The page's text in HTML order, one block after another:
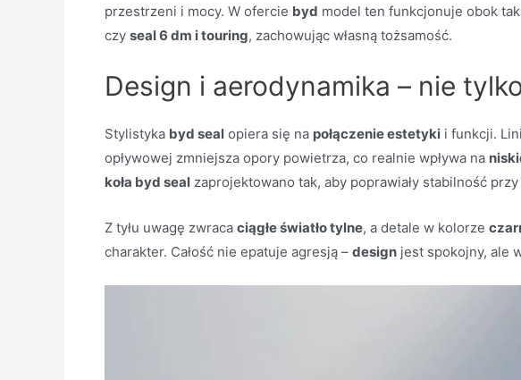
przestrzeni i mocy. W ofercie byd model ten funkcjonuje obok
czy seal 6 dm i touring, zachowując własną tożsamość.
Design i aerodynamika – nie
Stylistyka byd seal opiera się na połączenie estetyki i funkcji.
opływowej zmniejsza opory powietrza, co realnie wpływa na
koła byd seal zaprojektowano tak, aby poprawiały stabilność
Z tyłu uwagę zwraca ciągłe światło tylne, a detale w kolorze
charakter. Całość nie epatuje agresją – design jest spokojny, ale